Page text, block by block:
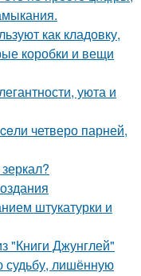
как кладовку,
коробки и вещи
уюта и
четверо парней,
штукатурки и
"Книги Джунглей"
судьбу, лишённую